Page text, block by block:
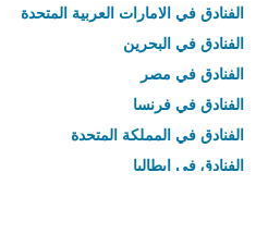
الفنادق في الامارات العربية المتحدة
الفنادق في البحرين
الفنادق في مصر
الفنادق في فرنسا
الفنادق في المملكة المتحدة
الفنادق في إيطاليا